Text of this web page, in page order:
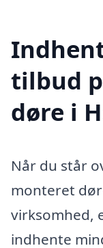
tilbud
døre i
Når du står
monteret
virksomhed,
indhente